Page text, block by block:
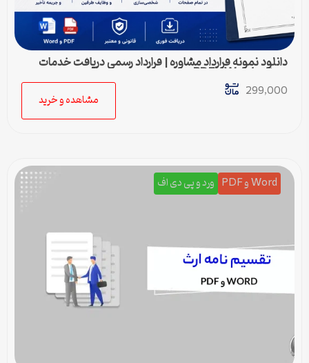
دانلود نمونه قرارداد مشاوره | قرارداد رسمی دریافت خدمات
299,000
مشاهده و خرید
Word و PDF ورد و پی دی اف